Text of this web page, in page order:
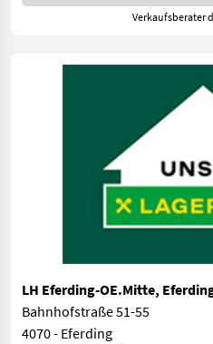
Verkaufsberater
LH Eferding-OE.Mitte,
Bahnhofstraße 51-55
4070 - Eferding